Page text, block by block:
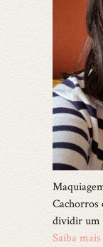
Cachorros
dividir um
Saiba mais